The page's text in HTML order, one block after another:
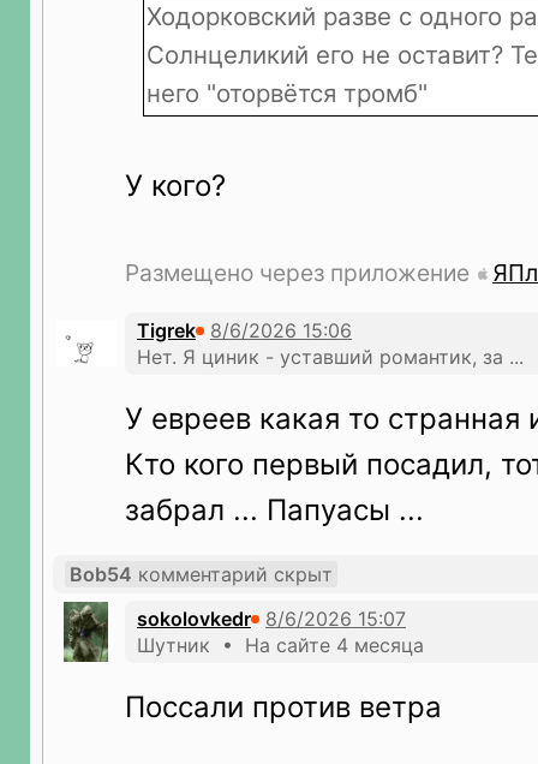
Ходорковский разве с одного
Солнцеликий его не оставит?
него "оторвётся тромб"
У кого?
Размещено через приложение
Tigrek
Нет. Я циник - уставший романтик, за ...
У евреев какая то странная
Кто кого первый посадил,
забрал ... Папуасы ...
Bob54 комментарий скрыт
sokolovkedr
Шутник • На сайте 4 месяца
Поссали против ветра